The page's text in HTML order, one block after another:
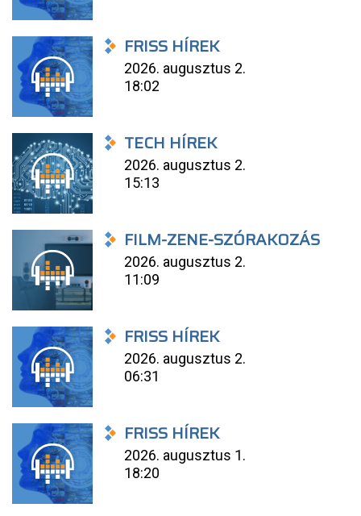
FRISS HÍREK
2026. augusztus 2.
18:02
TECH HÍREK
2026. augusztus 2.
15:13
FILM-ZENE-SZÓRAKOZÁS
2026. augusztus 2.
11:09
FRISS HÍREK
2026. augusztus 2.
06:31
FRISS HÍREK
2026. augusztus 1.
18:20